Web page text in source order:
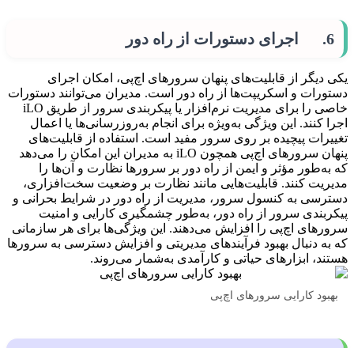
6. اجرای دستورات از راه دور
یکی دیگر از قابلیت‌های پنهان سرورهای اچ‌پی، امکان اجرای
دستورات و اسکریپت‌ها از راه دور است. مدیران می‌توانند دستورات
خاصی را برای مدیریت نرم‌افزار یا پیکربندی سرور از طریق iLO
اجرا کنند. این ویژگی به‌ویژه برای انجام به‌روزرسانی‌ها یا اعمال
تغییرات پیچیده بر روی سرور مفید است. استفاده از قابلیت‌های
پنهان سرورهای اچ‌پی همچون iLO به مدیران این امکان را می‌دهد
که به‌طور مؤثر و ایمن از راه دور بر سرورها نظارت و آن‌ها را
مدیریت کنند. قابلیت‌هایی مانند نظارت بر وضعیت سخت‌افزاری،
دسترسی به کنسول سرور، مدیریت از راه دور در شرایط بحرانی و
پیکربندی سرور از راه دور، به‌طور چشمگیری کارایی و امنیت
سرورهای اچ‌پی را افزایش می‌دهند. این ویژگی‌ها برای هر سازمانی
که به دنبال بهبود فرآیندهای مدیریتی و افزایش دسترسی به سرورها
هستند، ابزارهای حیاتی و کارآمدی به‌شمار می‌روند.
بهبود کارایی سرورهای اچ‌پی